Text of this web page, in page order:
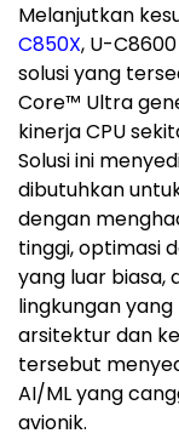
Melanjutkan
C850X, U-
solusi yang
Core™ Ultra
kinerja CPU
Solusi ini
dibutuhkan
dengan
tinggi, optimasi
yang luar biasa,
lingkungan
arsitektur dan
tersebut
AI/ML yang
avionik.